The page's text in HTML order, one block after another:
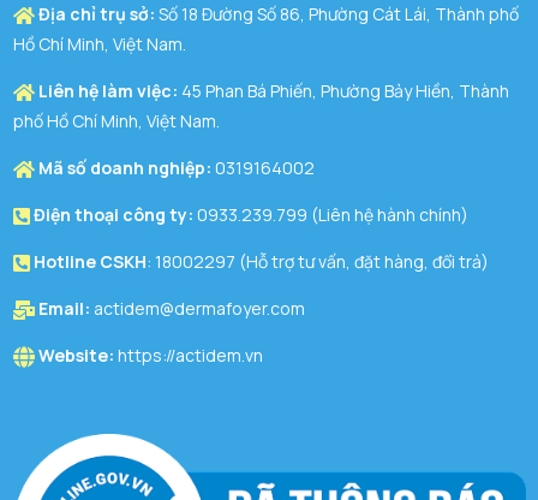
Địa chỉ trụ sở: Số 18 Đường Số 86, Phường Cát Lái, Thành phố
Hồ Chí Minh, Việt Nam.
Liên hệ làm việc: 45 Phan Bá Phiến, Phường Bảy Hiền, Thành
phố Hồ Chí Minh, Việt Nam.
Mã số doanh nghiệp: 0319164002
Điện thoại công ty: 0933.239.799 (Liên hệ hành chính)
Hotline CSKH: 18002297 (Hỗ trợ tư vấn, đặt hàng, đổi trả)
Email: actidem@dermafoyer.com
Website: https://actidem.vn